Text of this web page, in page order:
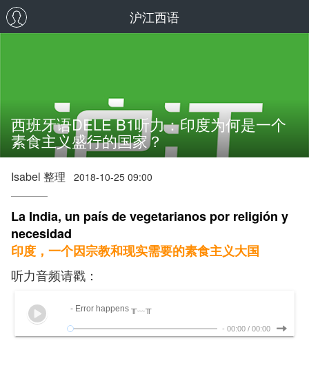
沪江西语
西班牙语DELE B1听力：印度为何是一个
素食主义盛行的国家？
Isabel 整理 2018-10-25 09:00
La India, un país de vegetarianos por religión y
necesidad
印度，一个因宗教和现实需要的素食主义大国
听力音频请戳：
- Error happens ╥﹏╥
- 00:00 / 00:00